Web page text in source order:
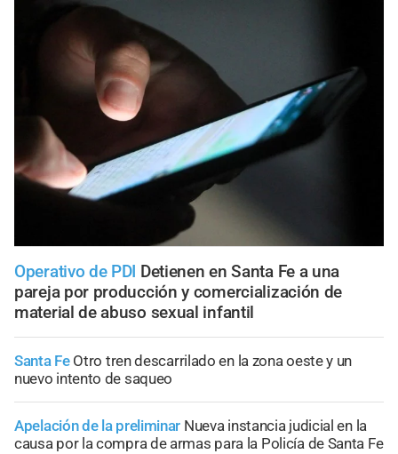
Operativo de PDI Detienen en Santa Fe a una
pareja por producción y comercialización de
material de abuso sexual infantil
Santa Fe Otro tren descarrilado en la zona oeste y un
nuevo intento de saqueo
Apelación de la preliminar Nueva instancia judicial en la
causa por la compra de armas para la Policía de Santa Fe